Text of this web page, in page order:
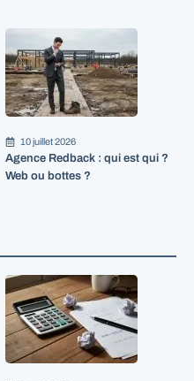
10 juillet 2026
Agence Redback : qui est qui ?
Web ou bottes ?